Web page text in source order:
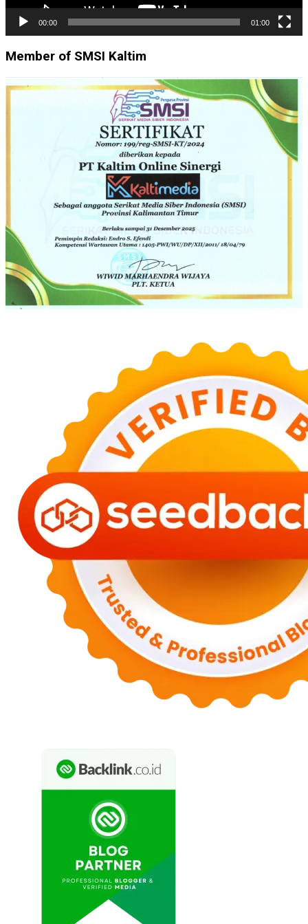
00:00 01:00
Member of SMSI Kaltim